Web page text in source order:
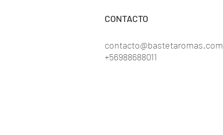
contacto@bastetaromas.com
+56988688011
CONTACTO